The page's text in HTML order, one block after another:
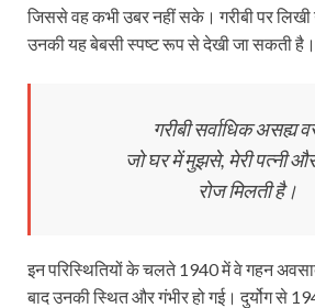
जिससे वह कभी उबर नहीं सके। गरीबी पर
उनकी यह बेबसी स्पष्ट रूप से देखी जा सकती
गरीबी सर्वाधिक असह्य
जो घर में मुझसे, मेरी पत्नी
रोज मिलती है।
इन परिस्थितियों के चलते 1940 में वे गहन
बाद उनकी स्थित और गंभीर हो गई। दुर्योग से